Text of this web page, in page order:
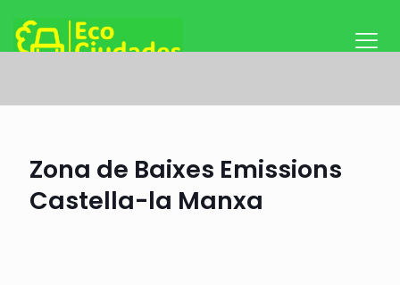
Zona de Baixes Emissions
Castella-la Manxa